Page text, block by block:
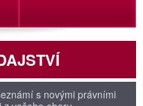
s novými právními